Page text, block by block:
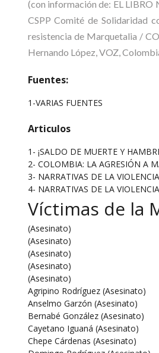
(con información de: EL LIBRO
CSPP Comité de Solidaridad
resistencia de Marquetalia /
Hernando López, VOZ,
Fuentes:
1-VARIAS FUENTES
Articulos
1- ¡SALDO DE MUERTE Y
2- COLOMBIA: LA AGRESIÓN A
3- NARRATIVAS DE LA
4- NARRATIVAS DE LA
Víctimas de la
(Asesinato)
(Asesinato)
(Asesinato)
(Asesinato)
(Asesinato)
Agripino Rodríguez (Asesinato)
Anselmo Garzón (Asesinato)
Bernabé González (Asesinato)
Cayetano Iguaná (Asesinato)
Chepe Cárdenas (Asesinato)